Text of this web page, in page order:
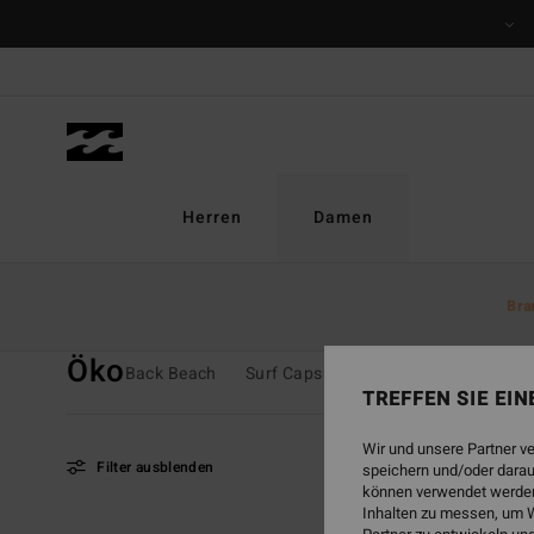
springen
Herren Damen
ÖkoBack Beach Surf Capsule
Filter ausblenden
BRANDNEU
TREFFEN SIE
Wir und unsere Partner
speichern und/oder
können verwendet
Inhalten zu messen, um